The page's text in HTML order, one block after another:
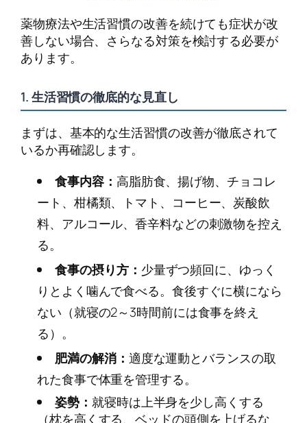
薬物療法や生活習慣の改善を続けても症状が改
善しない場合、さらなる対策を検討する必要が
あります。
1. 生活習慣の徹底的な見直し
まずは、基本的な生活習慣の改善が徹底されて
いるか再確認します。
食事内容： 高脂肪食、揚げ物、チョコレ
ート、柑橘類、トマト、コーヒー、炭酸飲
料、アルコール、香辛料などの刺激物を控え
る。
食事の摂り方： 少量ずつ頻回に、ゆっく
りとよく噛んで食べる。食後すぐに横になら
ない（就寝の2～3時間前には食事を終え
る）。
肥満の解消： 適度な運動とバランスの取
れた食事で体重を管理する。
姿勢：就寝時は上半身を少し高くする
（枕を高くする、ベッドの頭側を上げるな